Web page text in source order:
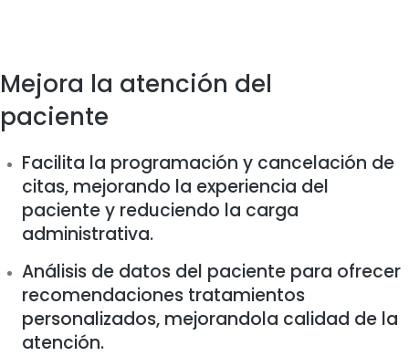
Mejora la atención del
paciente
Facilita la programación y cancelación de
citas, mejorando la experiencia del
paciente y reduciendo la carga
administrativa.
Análisis de datos del paciente para ofrecer
recomendaciones tratamientos
personalizados, mejorandola calidad de la
atención.